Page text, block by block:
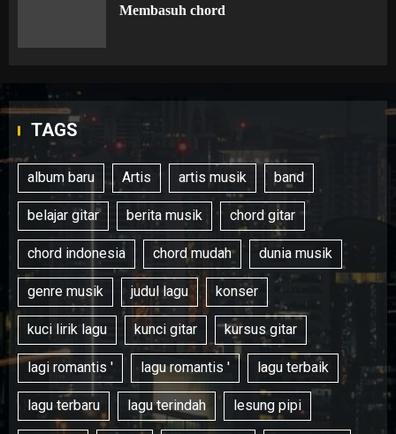
Membasuh chord
TAGS
album baru Artis artis musik band
belajar gitar berita musik chord gitar
chord indonesia chord mudah dunia musik
genre musik judul lagu konser
kuci lirik lagu kunci gitar kursus gitar
lagi romantis ' lagu romantis ' lagu terbaik
lagu terbaru lagu terindah lesung pipi